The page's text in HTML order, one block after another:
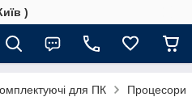
)
для ПК Процесори